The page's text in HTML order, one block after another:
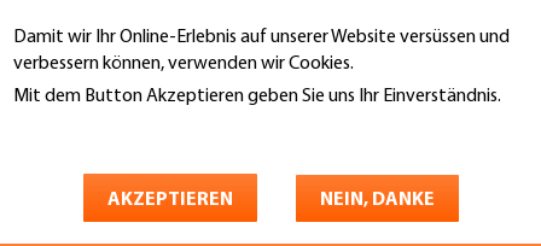
Damit wir Ihr Online-Erlebnis auf unserer Website versüssen und
verbessern können, verwenden wir Cookies.
Mit dem Button Akzeptieren geben Sie uns Ihr Einverständnis.
AKZEPTIEREN NEIN, DANKE
zum
Inhalt
Webinar «ERFA ASGS» 2026